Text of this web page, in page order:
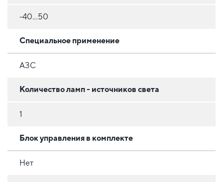
-40...50
Специальное применение
АЗС
Количество ламп - источников света
1
Блок управления в комплекте
Нет